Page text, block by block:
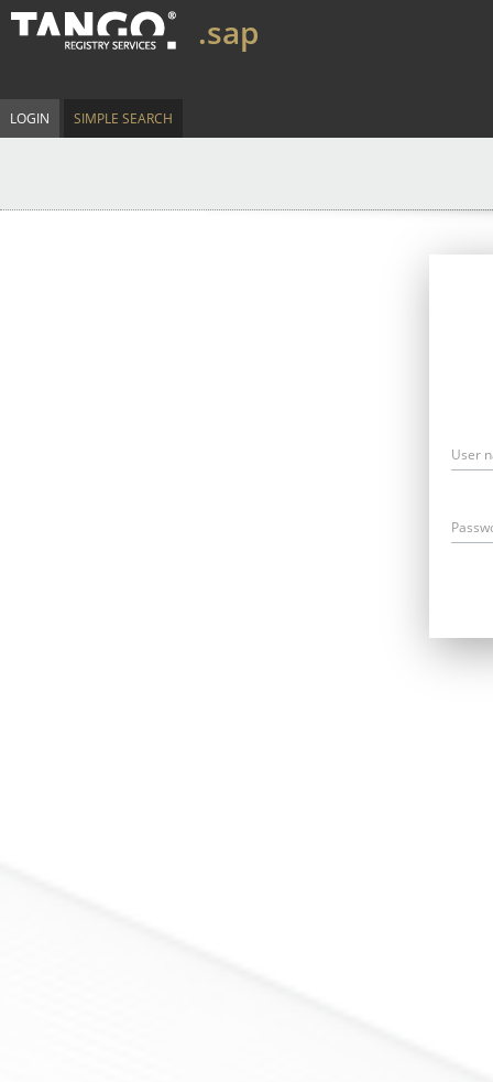
.sap
LOGIN SIMPLE SEARCH
User